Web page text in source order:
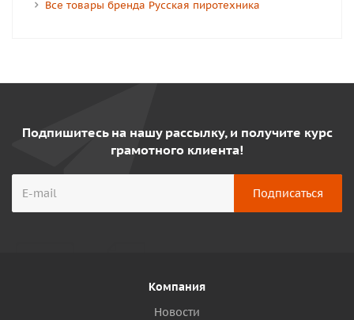
Все товары бренда Русская пиротехника
Подпишитесь на нашу рассылку, и получите курс
грамотного клиента!
Компания
Новости